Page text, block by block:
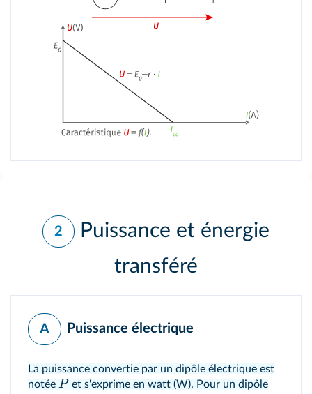
2
Puissance et énergie
transféré
A Puissance électrique
La puissance convertie par un dipôle électrique est
notée Pet s'exprime en watt (W). Pour un dipôle